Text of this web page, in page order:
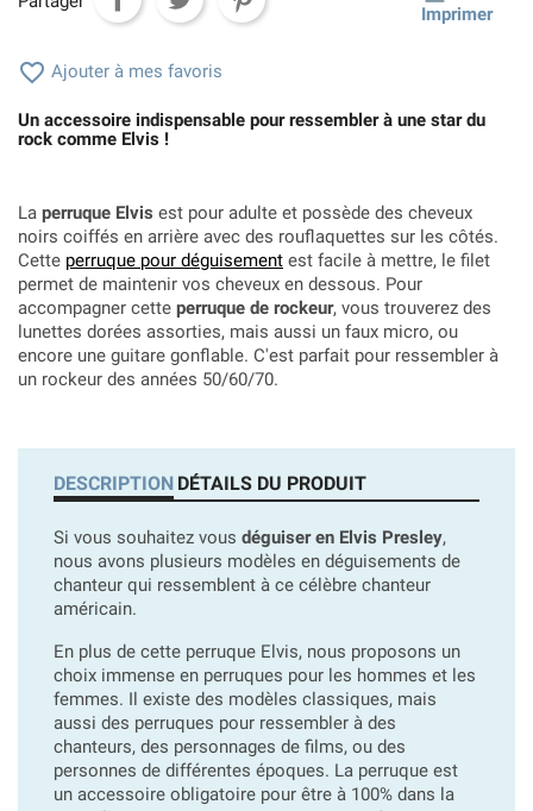
Imprimer
 Ajouter à mes favoris
Un accessoire indispensable pour ressembler à une star du
rock comme Elvis !
La perruque Elvis est pour adulte et possède des cheveux
noirs coiffés en arrière avec des rouflaquettes sur les côtés.
Cette perruque pour déguisement est facile à mettre, le filet
permet de maintenir vos cheveux en dessous. Pour
accompagner cette perruque de rockeur, vous trouverez des
lunettes dorées assorties, mais aussi un faux micro, ou
encore une guitare gonflable. C'est parfait pour ressembler à
un rockeur des années 50/60/70.
DESCRIPTION DÉTAILS DU PRODUIT
Si vous souhaitez vous déguiser en Elvis Presley,
nous avons plusieurs modèles en déguisements de
chanteur qui ressemblent à ce célèbre chanteur
américain.
En plus de cette perruque Elvis, nous proposons un
choix immense en perruques pour les hommes et les
femmes. Il existe des modèles classiques, mais
aussi des perruques pour ressembler à des
chanteurs, des personnages de films, ou des
personnes de différentes époques. La perruque est
un accessoire obligatoire pour être à 100% dans la